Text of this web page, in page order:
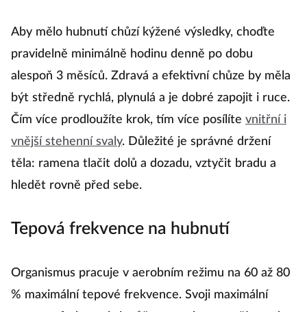
Aby mělo hubnutí chůzí kýžené výsledky, choďte
pravidelně minimálně hodinu denně po dobu
alespoň 3 měsíců. Zdravá a efektivní chůze by měla
být středně rychlá, plynulá a je dobré zapojit i ruce.
Čím více prodloužíte krok, tím více posílíte vnitřní i
vnější stehenní svaly. Důležité je správné držení
těla: ramena tlačit dolů a dozadu, vztyčit bradu a
hledět rovně před sebe.
Tepová frekvence na hubnutí
Organismus pracuje v aerobním režimu na 60 až 80
% maximální tepové frekvence. Svoji maximální